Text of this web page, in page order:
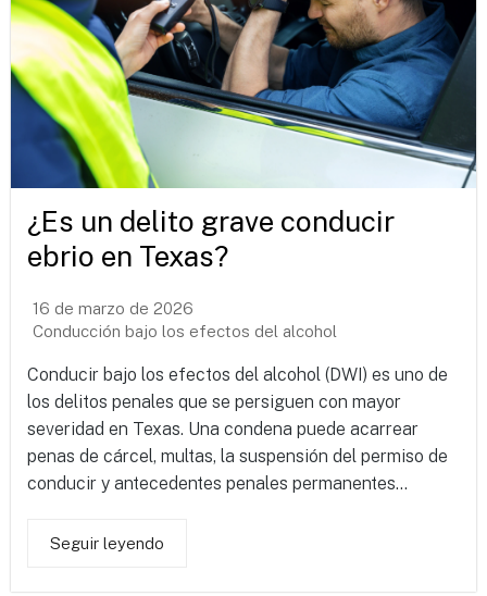
¿Es un delito grave conducir
ebrio en Texas?
16 de marzo de 2026
Conducción bajo los efectos del alcohol
Conducir bajo los efectos del alcohol (DWI) es uno de
los delitos penales que se persiguen con mayor
severidad en Texas. Una condena puede acarrear
penas de cárcel, multas, la suspensión del permiso de
conducir y antecedentes penales permanentes...
Seguir leyendo